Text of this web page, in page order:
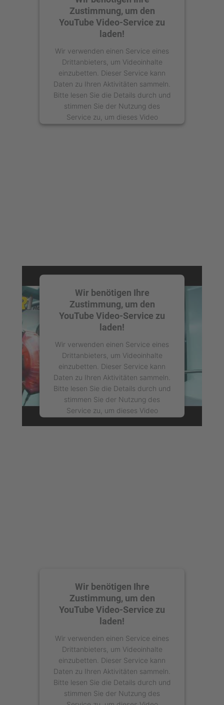
Zustimmung, um den
YouTube Video-Service zu
laden!
Wir verwenden einen Service eines
Drittanbieters, um Videoinhalte
einzubetten. Dieser Service kann
Daten zu Ihren Aktivitäten sammeln.
Bitte lesen Sie die Details durch und
stimmen Sie der Nutzung des
Service zu, um dieses Video
anzusehen.
Wir benötigen Ihre
Zustimmung, um den
YouTube Video-Service zu
laden!
Wir verwenden einen Service eines
Drittanbieters, um Videoinhalte
einzubetten. Dieser Service kann
Daten zu Ihren Aktivitäten sammeln.
Bitte lesen Sie die Details durch und
stimmen Sie der Nutzung des
Service zu, um dieses Video
Wir benötigen Ihre
Zustimmung, um den
YouTube Video-Service zu
laden!
Wir verwenden einen Service eines
Drittanbieters, um Videoinhalte
einzubetten. Dieser Service kann
Daten zu Ihren Aktivitäten sammeln.
Bitte lesen Sie die Details durch und
stimmen Sie der Nutzung des